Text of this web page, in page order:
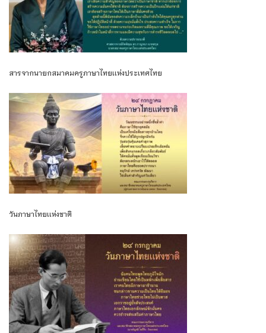
สารจากนายกสมาคมครูภาษาไทยเเห่งประเทศไทย
วันภาษาไทยเเห่งชาติ